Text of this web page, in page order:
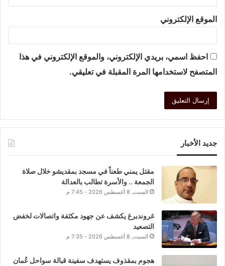
الموقع الإلكتروني
احفظ اسمي، بريدي الإلكتروني، والموقع الإلكتروني في هذا
المتصفح لاستخدامها المرة المقبلة في تعليقي.
جديد الأخبار
مقتل يمني طعناً في مسجد بمقديشو خلال صلاة
الجمعة .. والأسرة تطالب بالعدالة
السبت, 8 أغسطس 2026 - 7:45 م
غروندبرغ يكشف عن جهود مكثفة واتصالات لخفض
التصعيد
السبت, 8 أغسطس 2026 - 7:35 م
هجوم بمقذوف يستهدف سفينة قبالة سواحل عُمان